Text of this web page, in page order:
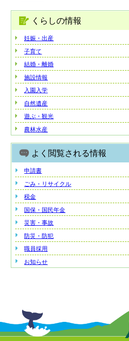
くらしの情報
妊娠・出産
子育て
結婚・離婚
施設情報
入園入学
自然遺産
遊ぶ・観光
農林水産
よく閲覧される情報
申請書
ごみ・リサイクル
税金
国保・国民年金
災害・事故
防災・防犯
職員採用
お知らせ